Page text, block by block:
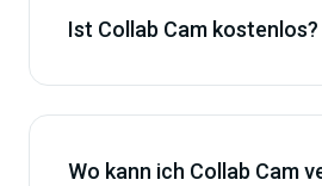
Ist Collab Cam kostenlos?
Wo kann ich Collab Cam